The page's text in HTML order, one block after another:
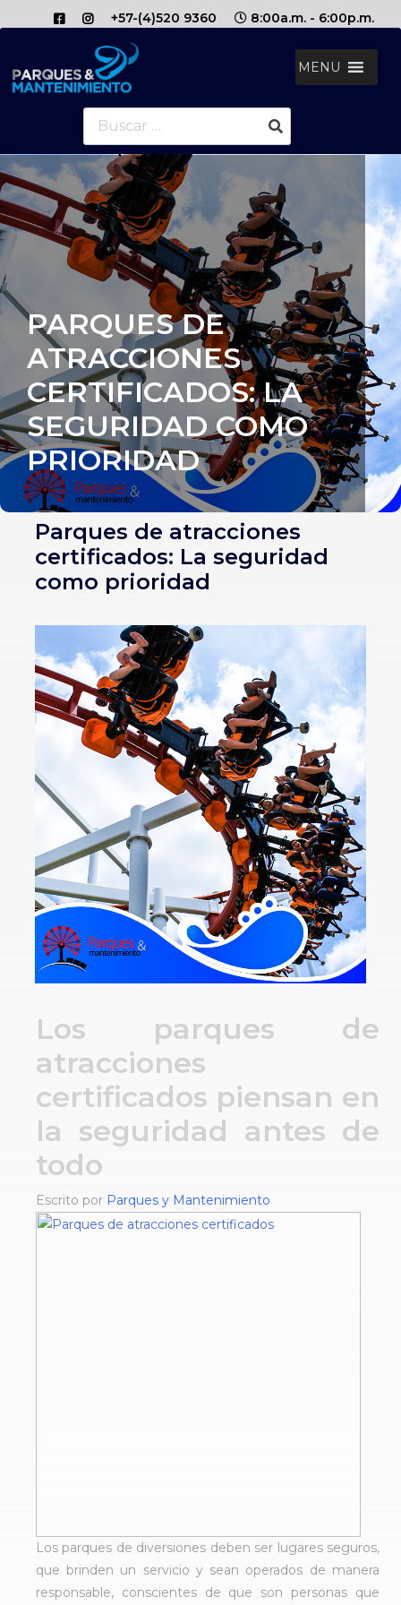
+57-(4)520 9360 8:00a.m. - 6:00p.m.
MENU
Buscar:
PARQUES DE
ATRACCIONES
CERTIFICADOS: LA
SEGURIDAD COMO
PRIORIDAD
Parques de atracciones
certificados: La seguridad
como prioridad
Los parques de
atracciones
certificados piensan en
la seguridad antes de
todo
Escrito por Parques y Mantenimiento
Los parques de diversiones deben ser lugares seguros,
que brinden un servicio y sean operados de manera
responsable, conscientes de que son personas que